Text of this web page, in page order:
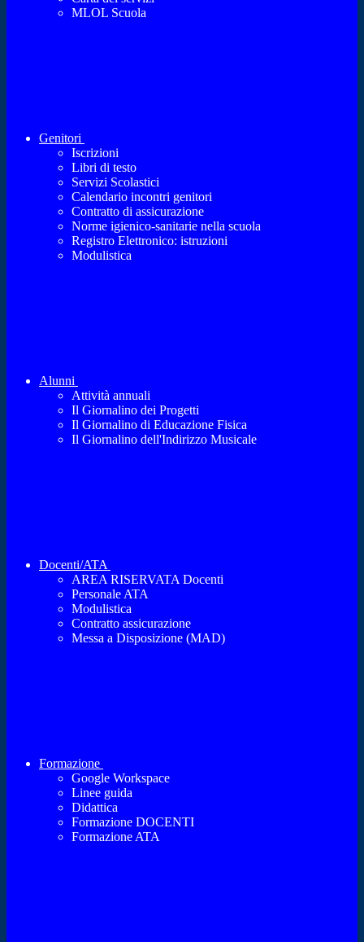
MLOL Scuola
Genitori
Iscrizioni
Libri di testo
Servizi Scolastici
Calendario incontri genitori
Contratto di assicurazione
Norme igienico-sanitarie nella scuola
Registro Elettronico: istruzioni
Modulistica
Alunni
Attività annuali
Il Giornalino dei Progetti
Il Giornalino di Educazione Fisica
Il Giornalino dell'Indirizzo Musicale
Docenti/ATA
AREA RISERVATA Docenti
Personale ATA
Modulistica
Contratto assicurazione
Messa a Disposizione (MAD)
Formazione
Google Workspace
Linee guida
Didattica
Formazione DOCENTI
Formazione ATA